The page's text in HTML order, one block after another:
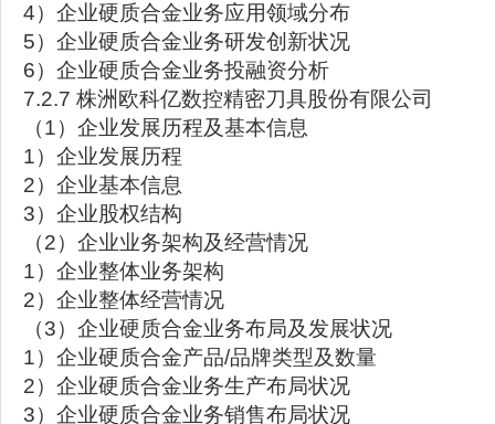
4）企业硬质合金业务应用领域分布
5）企业硬质合金业务研发创新状况
6）企业硬质合金业务投融资分析
7.2.7 株洲欧科亿数控精密刀具股份有限公司
（1）企业发展历程及基本信息
1）企业发展历程
2）企业基本信息
3）企业股权结构
（2）企业业务架构及经营情况
1）企业整体业务架构
2）企业整体经营情况
（3）企业硬质合金业务布局及发展状况
1）企业硬质合金产品/品牌类型及数量
2）企业硬质合金业务生产布局状况
3）企业硬质合金业务销售布局状况